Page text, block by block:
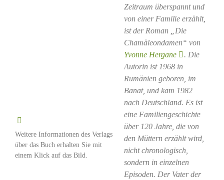
Weitere Informationen des Verlags
über das Buch erhalten Sie mit
einem Klick auf das Bild.
Zeitraum überspannt und
von einer Familie erzählt,
ist der Roman „Die
Chamäleondamen“ von
Yvonne Hergane
. Die
Autorin ist 1968 in
Rumänien geboren, im
Banat, und kam 1982
nach Deutschland. Es ist
eine Familiengeschichte
über 120 Jahre, die von
den Müttern erzählt wird,
nicht chronologisch,
sondern in einzelnen
Episoden. Der Vater der